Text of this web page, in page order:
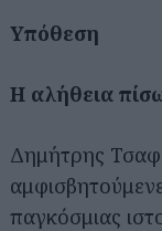
Υπόθεση
Η αλήθεια
Δημήτρης
παγκόσμιας